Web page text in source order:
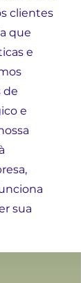
clientes
que
e
de
e
sua